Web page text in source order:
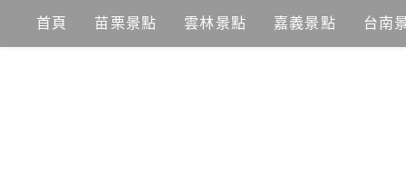
content
首頁 苗栗景點 雲林景點 嘉義景點 台南